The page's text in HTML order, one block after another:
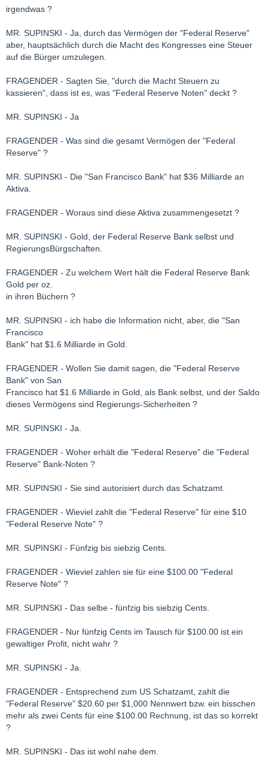
irgendwas ?
MR. SUPINSKI - Ja, durch das Vermögen der "Federal Reserve"
aber, hauptsächlich durch die Macht des Kongresses eine Steuer
auf die Bürger umzulegen.
FRAGENDER - Sagten Sie, "durch die Macht Steuern zu
kassieren", dass ist es, was "Federal Reserve Noten" deckt ?
MR. SUPINSKI - Ja
FRAGENDER - Was sind die gesamt Vermögen der "Federal
Reserve" ?
MR. SUPINSKI - Die "San Francisco Bank" hat $36 Milliarde an
Aktiva.
FRAGENDER - Woraus sind diese Aktiva zusammengesetzt ?
MR. SUPINSKI - Gold, der Federal Reserve Bank selbst und
RegierungsBürgschaften.
FRAGENDER - Zu welchem Wert hält die Federal Reserve Bank
Gold per oz.
in ihren Büchern ?
MR. SUPINSKI - ich habe die Information nicht, aber, die "San
Francisco
Bank" hat $1.6 Milliarde in Gold.
FRAGENDER - Wollen Sie damit sagen, die "Federal Reserve
Bank" von San
Francisco hat $1.6 Milliarde in Gold, als Bank selbst, und der Saldo
dieses Vermögens sind Regierungs-Sicherheiten ?
MR. SUPINSKI - Ja.
FRAGENDER - Woher erhält die "Federal Reserve" die "Federal
Reserve" Bank-Noten ?
MR. SUPINSKI - Sie sind autorisiert durch das Schatzamt.
FRAGENDER - Wieviel zahlt die "Federal Reserve" für eine $10
"Federal Reserve Note" ?
MR. SUPINSKI - Fünfzig bis siebzig Cents.
FRAGENDER - Wieviel zahlen sie für eine $100.00 "Federal
Reserve Note" ?
MR. SUPINSKI - Das selbe - fünfzig bis siebzig Cents.
FRAGENDER - Nur fünfzig Cents im Tausch für $100.00 ist ein
gewaltiger Profit, nicht wahr ?
MR. SUPINSKI - Ja.
FRAGENDER - Entsprechend zum US Schatzamt, zahlt die
"Federal Reserve" $20.60 per $1,000 Nennwert bzw. ein bisschen
mehr als zwei Cents für eine $100.00 Rechnung, ist das so korrekt
?
MR. SUPINSKI - Das ist wohl nahe dem.